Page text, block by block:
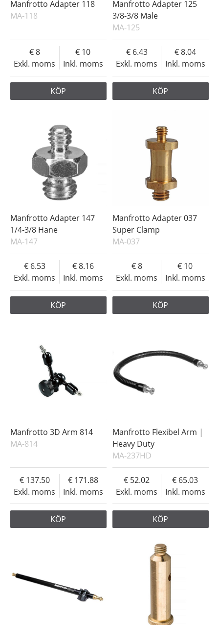
Manfrotto Adapter 118
MA-118
Exkl. moms
8
Inkl. moms
10
KÖP
Manfrotto Adapter 125
3/8-3/8 Male
MA-125
Exkl. moms
6.43
Inkl. moms
8.04
KÖP
Manfrotto Adapter 147
1/4-3/8 Hane
MA-147
Exkl. moms
6.53
Inkl. moms
8.16
KÖP
Manfrotto Adapter 037
Super Clamp
MA-037
Exkl. moms
8
Inkl. moms
10
KÖP
Manfrotto 3D Arm 814
MA-814
Exkl. moms
137.50
Inkl. moms
171.88
KÖP
Manfrotto Flexibel Arm |
Heavy Duty
MA-237HD
Exkl. moms
52.02
Inkl. moms
65.03
KÖP